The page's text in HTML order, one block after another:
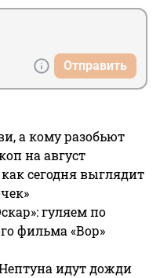
Отправить
а кому разобьют
на август
сегодня выглядит
гуляем по
фильма «Вор»
идут дожди